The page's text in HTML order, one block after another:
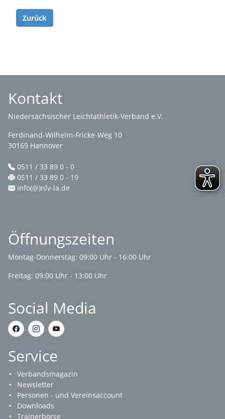
Zurück
Kontakt
Niedersächsischer Leichtathletik-Verband e.V.
Ferdinand-Wilhelm-Fricke-Weg 10
30169 Hannover
0511 / 33 89 0 - 0
0511 / 33 89 0 - 19
info(@)nlv-la.de
Öffnungszeiten
Montag-Donnerstag: 09:00 Uhr - 16:00 Uhr
Freitag: 09:00 Uhr - 13:00 Uhr
Social Media
Service
Verbandsmagazin
Newsletter
Personen - und Vereinsaccount
Downloads
Trainerbörse